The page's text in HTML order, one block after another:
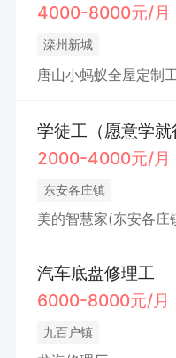
4000-8000元/月
滦州新城
唐山小蚂蚁全屋定制
学徒工（愿意学就
2000-4000元/月
东安各庄镇
美的智慧家(东安各庄
汽车底盘修理工
6000-8000元/月
九百户镇